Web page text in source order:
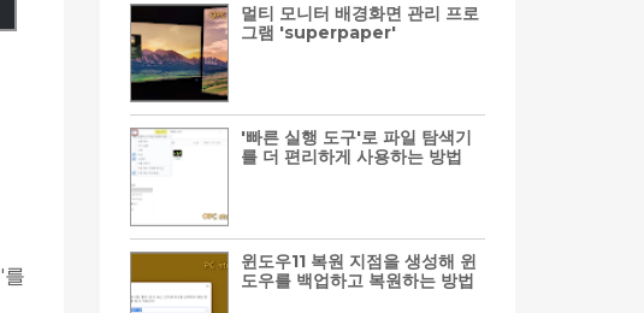
'를
멀티 모니터 배경화면 관리 프로
그램 'superpaper'
'빠른 실행 도구'로 파일 탐색기
를 더 편리하게 사용하는 방법
윈도우11 복원 지점을 생성해 윈
도우를 백업하고 복원하는 방법